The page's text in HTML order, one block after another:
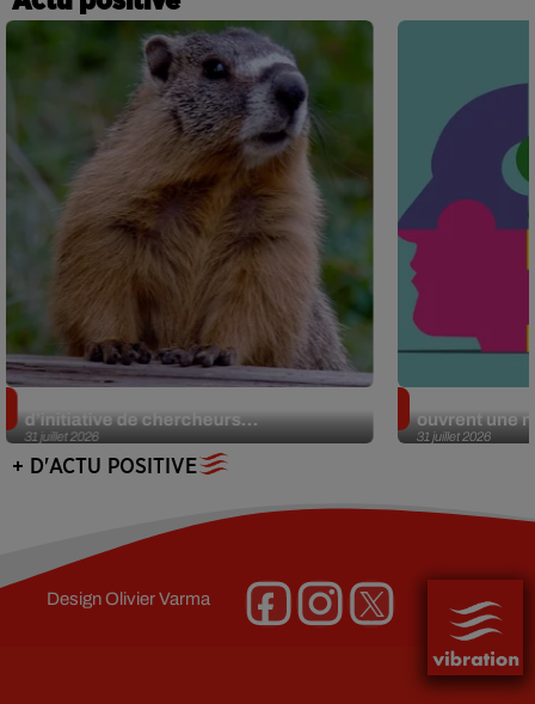
31 juillet 2026
d’initiative de chercheurs...
31 juillet 2026
ouvrent une
+ D'ACTU POSITIVE
DesignOlivier Varma